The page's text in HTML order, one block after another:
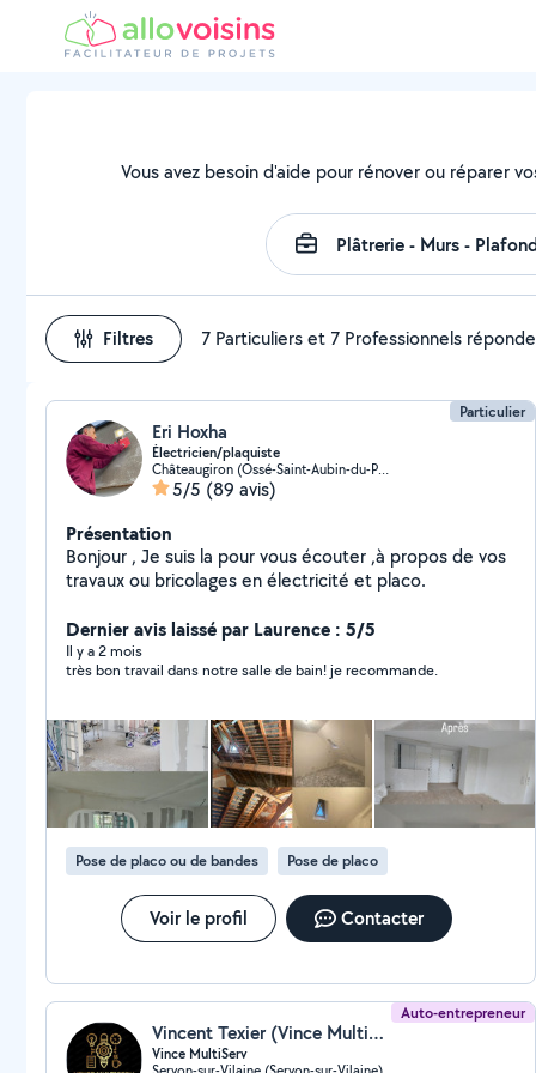
Vous avez besoin d'aide pour rénover ou réparer
Filtres 7 Particuliers et 7 Professionnels
Particulier
Eri Hoxha
Électricien/plaquiste
Châteaugiron (Ossé-Saint-Aubin-du-Pavail)
5/5 (89 avis)
Présentation
Bonjour , Je suis la pour vous écouter ,à propos de vos
travaux ou bricolages en électricité et placo.
Dernier avis laissé par Laurence : 5/5
Il y a 2 mois
très bon travail dans notre salle de bain! je recommande.
Pose de placo ou de bandes Pose de placo
Voir le profil Contacter
Auto-entrepreneur
Vincent Texier (Vince MultiServ)
Vince MultiServ